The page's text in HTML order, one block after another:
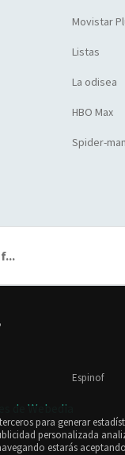
Movistar
Listas
La odisea
HBO Max
Spider-
Espinof
de Webedia
para generar
personalizada
estarás